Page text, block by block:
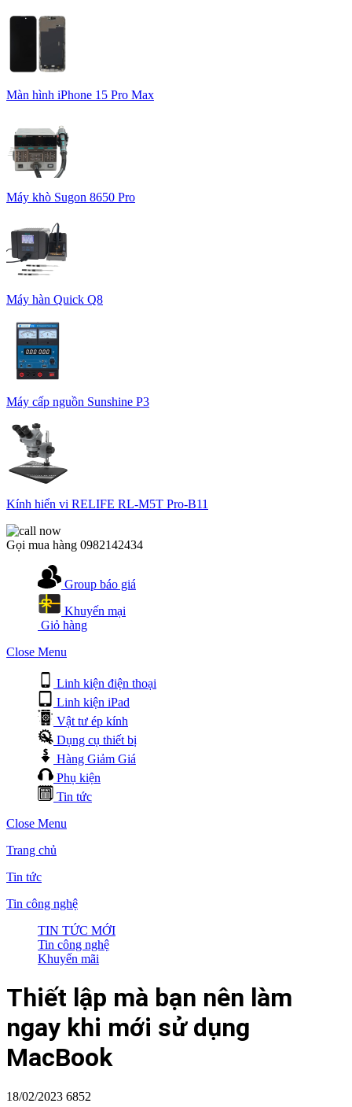
Màn hình iPhone 15 Pro Max
Máy khò Sugon 8650 Pro
Máy hàn Quick Q8
Máy cấp nguồn Sunshine P3
Kính hiển vi RELIFE RL-M5T Pro-B11
Gọi mua hàng 0982142434
Group báo giá
Khuyến mại
Giỏ hàng
Close Menu
Linh kiện điện thoại
Linh kiện iPad
Vật tư ép kính
Dụng cụ thiết bị
Hàng Giảm Giá
Phụ kiện
Tin tức
Close Menu
Trang chủ
Tin tức
Tin công nghệ
TIN TỨC MỚI
Tin công nghệ
Khuyến mãi
Thiết lập mà bạn nên làm
ngay khi mới sử dụng
MacBook
18/02/2023 6852